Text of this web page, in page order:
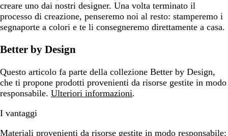
creare uno dai nostri designer. Una volta terminato il
processo di creazione, penseremo noi al resto: stamperemo i
segnaporte a colori e te li consegneremo direttamente a casa.
Better by Design
Questo articolo fa parte della collezione Better by Design,
che ti propone prodotti provenienti da risorse gestite in modo
responsabile. Ulteriori informazioni.
I vantaggi
Materiali provenienti da risorse gestite in modo responsabile: